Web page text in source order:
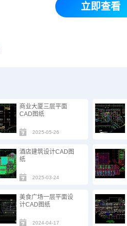
立即查看
商业大厦三层平面
CAD图纸
2025-05-26
酒店建筑设计CAD图
纸
2025-03-24
美食广场一层平面设
计CAD图纸
2024-04-17